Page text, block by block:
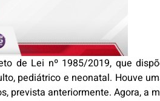
de Lei nº 1985/2019, que
pediátrico e neonatal. Houve
prevista anteriormente. Agora, a